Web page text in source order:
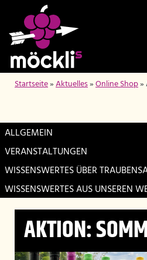
Startseite»Aktuelles»Online Shop»
ALLGEMEIN
VERANSTALTUNGEN
WISSENSWERTES ÜBER
WISSENSWERTES AUS UNSEREN
AKTION: